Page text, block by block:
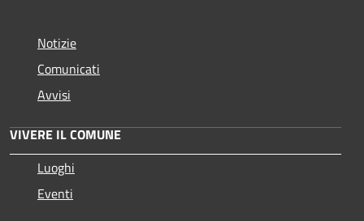
Notizie
Comunicati
Avvisi
VIVERE IL COMUNE
Luoghi
Eventi